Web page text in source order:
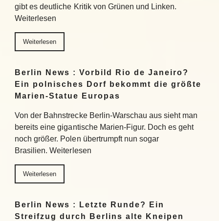
gibt es deutliche Kritik von Grünen und Linken.
Weiterlesen
Weiterlesen
Berlin News : Vorbild Rio de Janeiro?
Ein polnisches Dorf bekommt die größte
Marien-Statue Europas
Von der Bahnstrecke Berlin-Warschau aus sieht man
bereits eine gigantische Marien-Figur. Doch es geht
noch größer. Polen übertrumpft nun sogar
Brasilien. Weiterlesen
Weiterlesen
Berlin News : Letzte Runde? Ein
Streifzug durch Berlins alte Kneipen